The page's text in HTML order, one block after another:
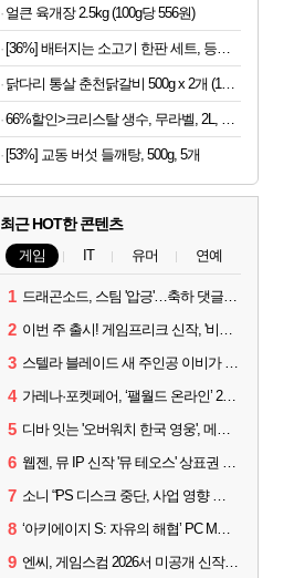
얼큰 육개장 2.5kg (100g당 556원)
[53%] 교동 버섯 들깨탕, 500g, 5개
최근 HOT한 콘텐츠
게임 IT 유머 연예
1 드래곤소드, 스팀 '압긍'…축하 댓글 달고 게임 코드 받자!
2 이번 주 출시! 게임프리크 신작, '비스트 오브 리인카네이션'
3 스텔라 블레이드 새 주인공 이비가 부릅니다, 'Wanna be in LOVE' 뮤비 공개
4 가레나·포켓페어, ‘팰월드 온라인’ 2026년 출시 예고
5 디바 잇는 '오버워치 한국 영웅', 메카 파일럿 디몬 나온다
6 웹젠, 뮤 IP 신작 '뮤 테오스' 상표권 출원
7 소니 “PS 디스크 중단, 사업 영향 없다”
8 ‘아키에이지 S: 자유의 해협’ PC MMORPG로 개발한다
9 엔씨, 게임스컴 2026서 미공개 신작 최초 공개